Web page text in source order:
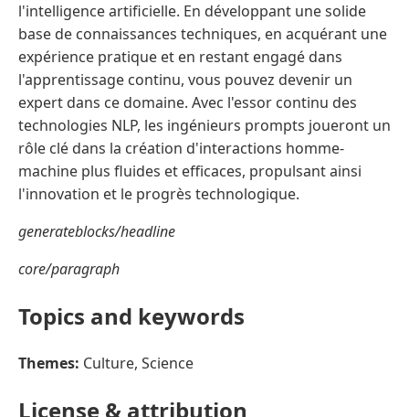
l'intelligence artificielle. En développant une solide
base de connaissances techniques, en acquérant une
expérience pratique et en restant engagé dans
l'apprentissage continu, vous pouvez devenir un
expert dans ce domaine. Avec l'essor continu des
technologies NLP, les ingénieurs prompts joueront un
rôle clé dans la création d'interactions homme-
machine plus fluides et efficaces, propulsant ainsi
l'innovation et le progrès technologique.
generateblocks/headline
core/paragraph
Topics and keywords
Themes: Culture, Science
License & attribution